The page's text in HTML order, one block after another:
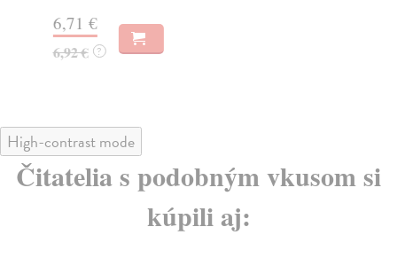
6,71 €
6,92 € ?
High-contrast mode
Čitatelia s podobným vkusom si
kúpili aj: